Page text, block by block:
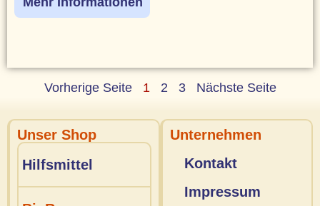
Vorherige Seite 1 2 3 Nächste Seite
Unser Shop
Hilfsmittel
Unternehmen
Kontakt
Impressum